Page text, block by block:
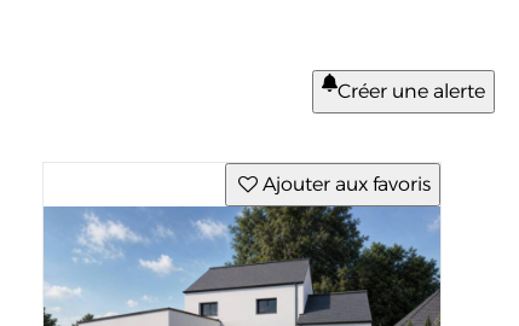
Créer une alerte
Ajouter aux favoris